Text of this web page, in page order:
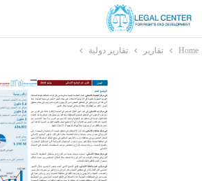
Home تقارير تقارير دولية